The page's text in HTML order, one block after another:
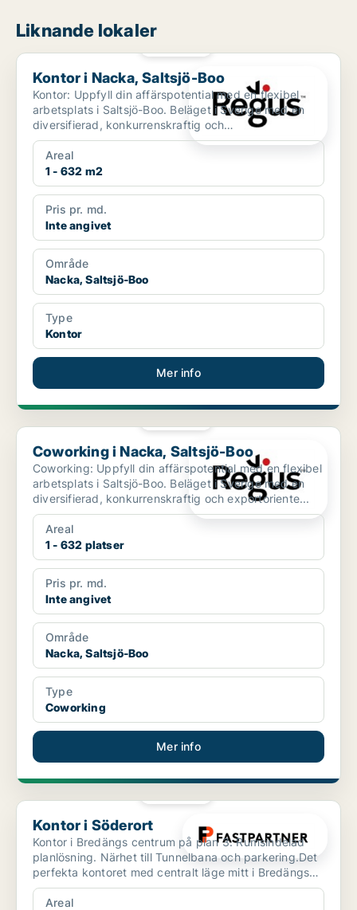
Liknande lokaler
Kontor i Nacka, Saltsjö-Boo
Kontor i Nacka, Saltsjö-Boo
Kontor: Uppfyll din affärspotential med en flexibel
arbetsplats i Saltsjö-Boo. Beläget i Sverige med en
diversifierad, konkurrenskraftig och
exportorienterad...
Areal
1 - 632 m2
Pris pr. md.
Inte angivet
Område
Nacka, Saltsjö-Boo
Type
Kontor
Mer info
Coworking i Nacka, Saltsjö-Boo
Coworking i Nacka, Saltsjö-Boo
Coworking: Uppfyll din affärspotential med en flexibel
arbetsplats i Saltsjö-Boo. Beläget i Sverige med en
diversifierad, konkurrenskraftig och exportoriente...
Areal
1 - 632 platser
Pris pr. md.
Inte angivet
Område
Nacka, Saltsjö-Boo
Type
Coworking
Mer info
Kontor i Söderort
Kontor i Söderort
Kontor i Bredängs centrum på plan 3. Rumsindelad
planlösning. Närhet till Tunnelbana och parkering.Det
perfekta kontoret med centralt läge mitt i Bredängs
Ce...
Areal